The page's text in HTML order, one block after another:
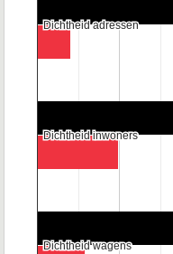
Dichtheid adressen
Dichtheid adressen
Dichtheid inwoners
Dichtheid inwoners
Dichtheid wagens
Dichtheid wagens